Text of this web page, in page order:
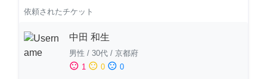
依頼されたチケット
中田 和生
男性 / 30代 / 京都府
sentiment_satisfied 1 sentiment_neutral 0 sentiment_dissatisfied 0